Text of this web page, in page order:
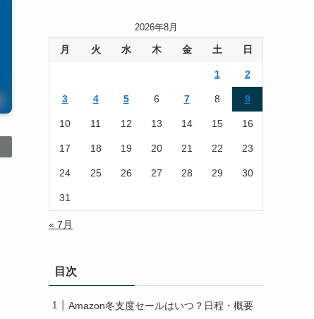
2026年8月
月 火 水 木 金 土 日
1 2
3 4 5 6 7 8 9
10 11 12 13 14 15 16
17 18 19 20 21 22 23
24 25 26 27 28 29 30
31
« 7月
目次
Amazon冬支度セールはいつ？日程・概要